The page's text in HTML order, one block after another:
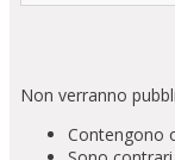
Non verranno
Contengono